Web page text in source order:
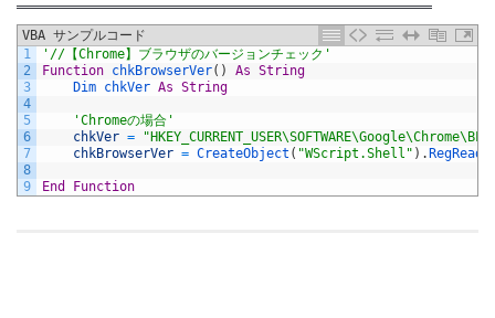
VBA サンプルコード
1
2
3
4
5
6
7
8
9
'//【Chrome】ブラウザのバージョンチェック'
Function chkBrowserVer( ) As String
Dim chkVer As String
'Chromeの場合'
chkVer =
chkBrowserVer = CreateObject ( "WScript.Shell" ) .RegRead
End Function